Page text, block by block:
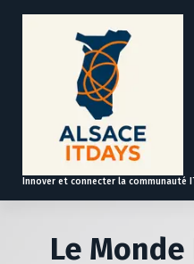
t
Innover et connecter la communauté
Le